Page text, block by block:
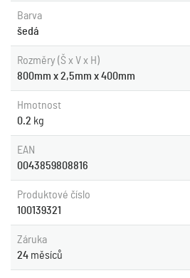
Barva
šedá
Rozměry (Š x V x H)
800mm x 2,5mm x 400mm
Hmotnost
0.2 kg
EAN
0043859808816
Produktové číslo
100139321
Záruka
24 měsíců